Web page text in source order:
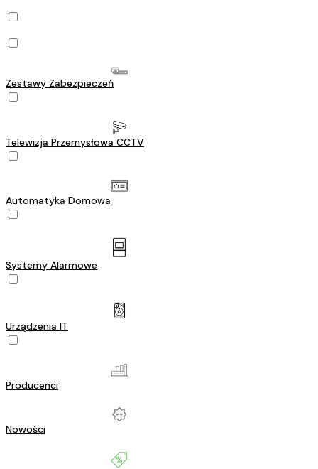
Zestawy Zabezpieczeń
Telewizja Przemysłowa CCTV
Automatyka Domowa
Systemy Alarmowe
Urządzenia IT
Producenci
Nowości